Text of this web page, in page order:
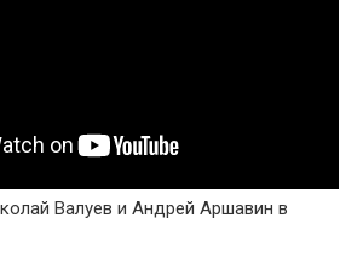
Валуев и Андрей Аршавин в